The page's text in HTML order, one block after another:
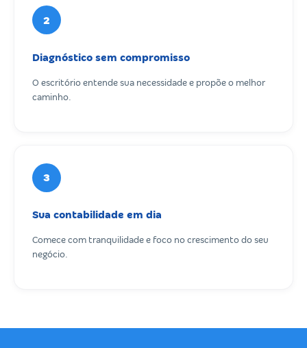
2
Diagnóstico sem compromisso
O escritório entende sua necessidade e propõe o melhor
caminho.
3
Sua contabilidade em dia
Comece com tranquilidade e foco no crescimento do seu
negócio.